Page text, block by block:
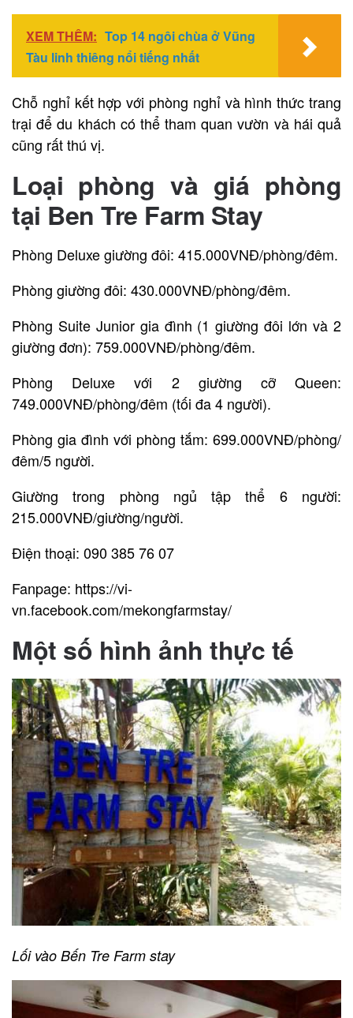
XEM THÊM: Top 14 ngôi chùa ở Vũng
Tàu linh thiêng nổi tiếng nhất
Chỗ nghỉ kết hợp với phòng nghỉ và hình thức trang
trại để du khách có thể tham quan vườn và hái quả
cũng rất thú vị.
Loại phòng và giá phòng
tại Ben Tre Farm Stay
Phòng Deluxe giường đôi: 415.000VNĐ/phòng/đêm.
Phòng giường đôi: 430.000VNĐ/phòng/đêm.
Phòng Suite Junior gia đình (1 giường đôi lớn và 2
giường đơn): 759.000VNĐ/phòng/đêm.
Phòng Deluxe với 2 giường cỡ Queen:
749.000VNĐ/phòng/đêm (tối đa 4 người).
Phòng gia đình với phòng tắm: 699.000VNĐ/phòng/
đêm/5 người.
Giường trong phòng ngủ tập thể 6 người:
215.000VNĐ/giường/người.
Điện thoại: 090 385 76 07
Fanpage: https://vi-
vn.facebook.com/mekongfarmstay/
Một số hình ảnh thực tế
Lối vào Bến Tre Farm stay